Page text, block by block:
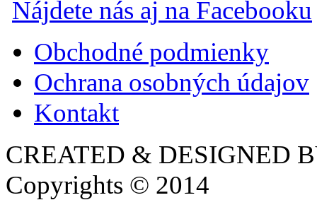
Nájdete nás aj na Facebooku
Obchodné podmienky
Ochrana osobných údajov
Kontakt
CREATED & DESIGNED
Copyrights © 2014